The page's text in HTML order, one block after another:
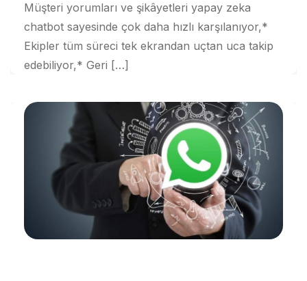
Müşteri yorumları ve şikâyetleri yapay zeka
chatbot sayesinde çok daha hızlı karşılanıyor,*
Ekipler tüm süreci tek ekrandan uçtan uca takip
edebiliyor,* Geri […]